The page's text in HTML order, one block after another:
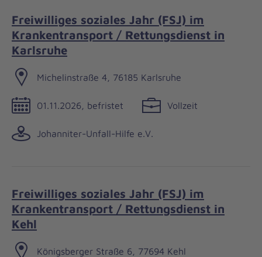
Freiwilliges soziales Jahr (FSJ) im
Krankentransport / Rettungsdienst in
Karlsruhe
Michelinstraße 4, 76185 Karlsruhe
01.11.2026, befristet Vollzeit
Johanniter-Unfall-Hilfe e.V.
Freiwilliges soziales Jahr (FSJ) im
Krankentransport / Rettungsdienst in
Kehl
Königsberger Straße 6, 77694 Kehl